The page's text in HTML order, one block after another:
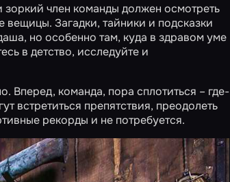
член команды должен осмотреть
Загадки, тайники и подсказки
но особенно там, куда в здравом уме
в детство, исследуйте и
Вперед, команда, пора сплотиться – где-
встретиться препятствия, преодолеть
рекорды и не потребуется.